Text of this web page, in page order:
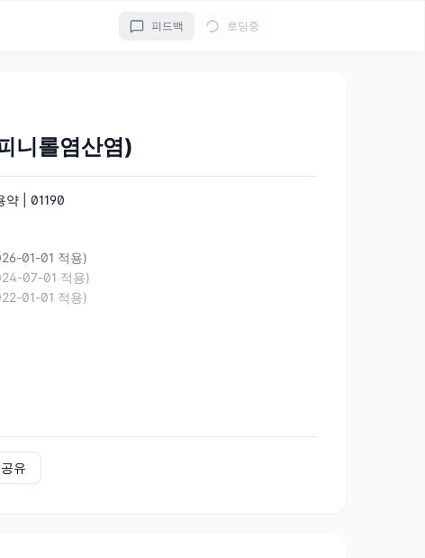
피드백 로딩중
니롤염산염)
약 | 01190
01-01 적용)
07-01 적용)
01-01 적용)
공유